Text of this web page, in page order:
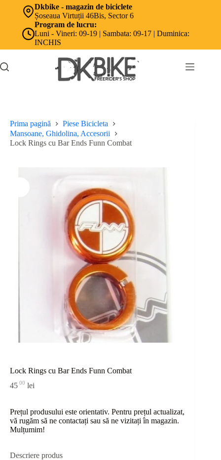
Dkbike - magazin de biciclete
Șoseaua Virtuții 46Bis, Sector 6
Program de lucru:
Luni - Vineri: 09-19 | Sambata: 09-17 | Duminica:
INCHIS
Prima pagină
Piese Bicicleta
Mansoane, Ghidolina, Accesorii
Lock Rings cu Bar Ends Funn Combat
Lock Rings cu Bar Ends Funn Combat
45 00 lei
Prețul produsului este orientativ. Pentru prețul actualizat,
vă rugăm să ne contactați sau să ne vizitați în magazin.
Mulțumim!
Descriere produs